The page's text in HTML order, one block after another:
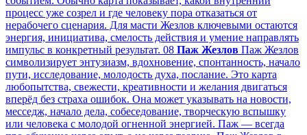
процесс уже созрел и где человеку пора отказаться от
нерабочего сценария. Для масти Жезлов ключевыми остаются
энергия, инициатива, смелость действия и умение направлять
импульс в конкретный результат. 08 Паж Жезлов Паж Жезлов
символизирует энтузиазм, вдохновение, спонтанность, начало
пути, исследование, молодость духа, послание. Это карта
любопытства, свежести, креативности и желания двигаться
вперёд без страха ошибок. Она может указывать на новости,
месседж, начало дела, собеседование, творческую вспышку
или человека с молодой огненной энергией. Паж — всегда